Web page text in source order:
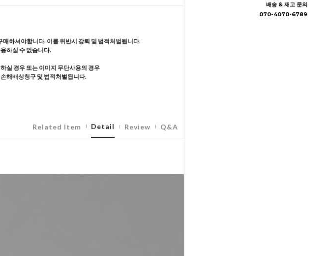
배송 & 재고 문의
070-4070-6789
하셔야합니다. 이를 위반시 강퇴 및 법적처벌됩니다.
하실 수 없습니다.
실 경우 또는 이미지 무단사용의 경우
해배상청구 및 법적처벌됩니다.
Related Item Detail Review Q&A